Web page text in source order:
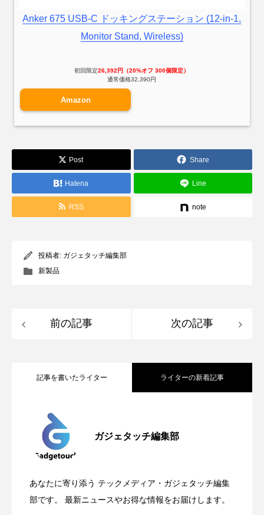
Anker 675 USB-C ドッキングステーション (12-in-1,
Monitor Stand, Wireless)
初回限定26,392円（20%オフ 300個限定）
通常価格32,390円
Amazon
Post Share
Hatena Line
RSS note
投稿者: ガジェタッチ編集部
新製品
前の記事 次の記事
記事を書いたライター ライターの新着記事
ガジェタッチ編集部
あなたに寄り添う テックメディア・ガジェタッチ編集
部です。 最新ニュースやお得な情報をお届けします。
2026.05.04
登場
2026.04.24
Directに動いた理由、担当者も答えられな
2026.04.23 OpenMic Insight：AFEELA開発中止で見